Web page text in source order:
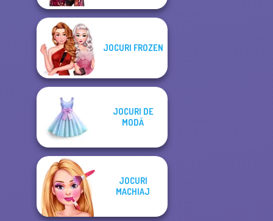
JOCURI FROZEN
JOCURI DE
MODĂ
JOCURI
MACHIAJ